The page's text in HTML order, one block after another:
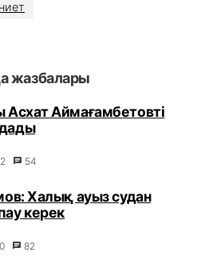
жазбалары
Асхат Аймағамбетовті
54
Халық ауыз судан
керек
82